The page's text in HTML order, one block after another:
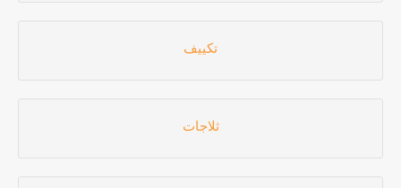
تكييف
ثلاجات